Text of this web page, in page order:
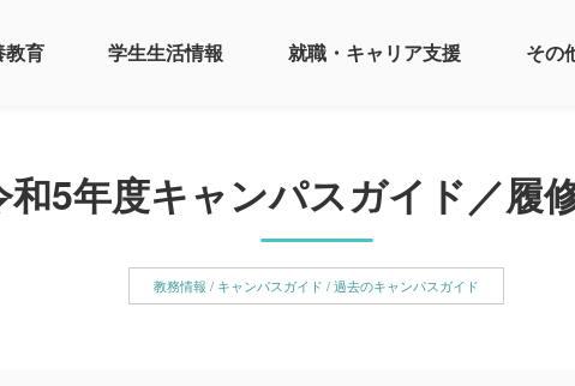
教育 学生生活情報 就職・キャリア支援 その
和5年度キャンパスガイド／履
教務情報 / キャンパスガイド / 過去のキャンパスガイド